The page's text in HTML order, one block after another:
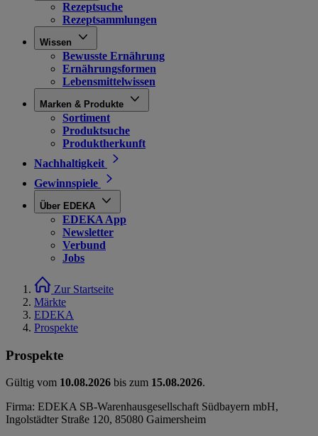
Rezeptsuche
Rezeptsammlungen
Wissen
Bewusste Ernährung
Ernährungsformen
Lebensmittelwissen
Marken & Produkte
Sortiment
Produktsuche
Produktherkunft
Nachhaltigkeit
Gewinnspiele
Über EDEKA
EDEKA App
Newsletter
Verbund
Jobs
Zur Startseite
Märkte
EDEKA
Prospekte
Prospekte
Gültig vom 10.08.2026 bis zum 15.08.2026.
Firma: EDEKA SB-Warenhausgesellschaft Südbayern mbH,
Ingolstädter Straße 120, 85080 Gaimersheim